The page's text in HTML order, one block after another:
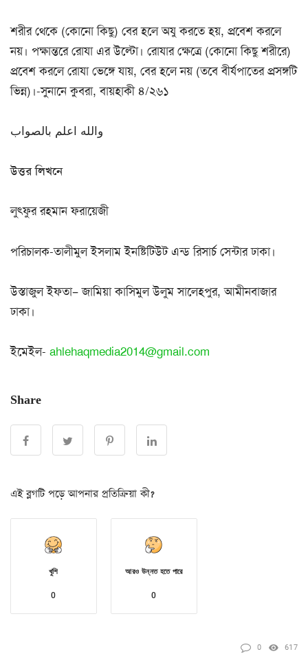
শরীর থেকে (কোনো কিছু) বের হলে অযু করতে হয়, প্রবেশ করলে
নয়। পক্ষান্তরে রোযা এর উল্টো। রোযার ক্ষেত্রে (কোনো কিছু শরীরে)
প্রবেশ করলে রোযা ভেঙ্গে যায়, বের হলে নয় (তবে বীর্যপাতের প্রসঙ্গটি
ভিন্ন)।-সুনানে কুবরা, বায়হাকী ৪/২৬১
والله اعلم بالصواب
উত্তর লিখনে
লুৎফুর রহমান ফরায়েজী
পরিচালক-তালীমুল ইসলাম ইনষ্টিটিউট এন্ড রিসার্চ সেন্টার ঢাকা।
উস্তাজুল ইফতা– জামিয়া কাসিমুল উলুম সালেহপুর, আমীনবাজার
ঢাকা।
ইমেইল- ahlehaqmedia2014@gmail.com
Share
এই ব্লগটি পড়ে আপনার প্রতিক্রিয়া কী?
খুশি
0
আরও উন্নত হতে পারে
0
0 617